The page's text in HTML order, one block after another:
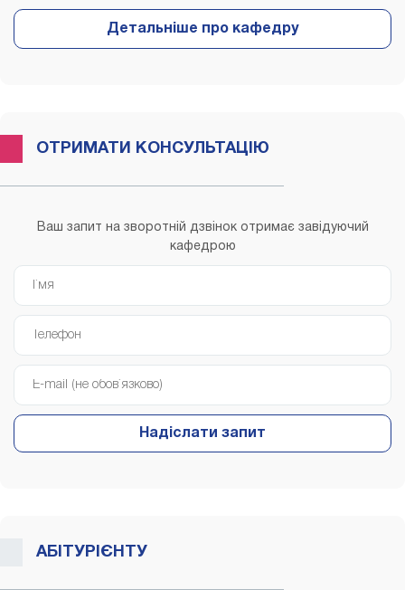
ОТРИМАТИ КОНСУЛЬТАЦІЮ
Ваш запит на зворотній дзвінок отримає завідуючий
кафедрою
Надіслати запит
АБІТУРІЄНТУ